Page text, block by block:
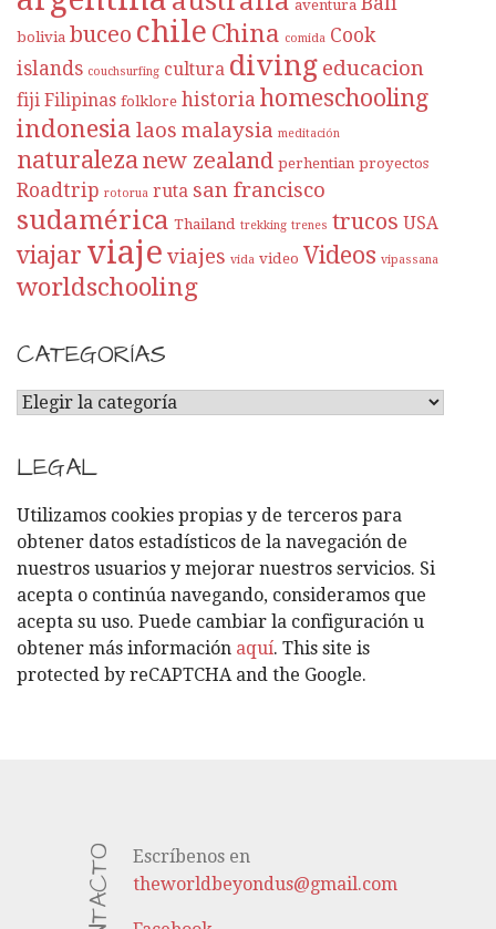
aventura
bolivia buceo chile China comida Cook
islands couchsurfing cultura diving educacion
fiji Filipinas folklore historia homeschooling
indonesia laos malaysia meditación
naturaleza new zealand perhentian proyectos
Roadtrip rotorua ruta san francisco
sudamérica Thailand trekking trenes trucos USA
viajar viaje viajes vida video Videos vipassana
worldschooling
CATEGORÍAS
C
T
E
G
O
R
Í
A
S
LEGAL
Utilizamos cookies propias y de terceros para
obtener datos estadísticos de la navegación de
nuestros usuarios y mejorar nuestros servicios. Si
acepta o continúa navegando, consideramos que
acepta su uso. Puede cambiar la configuración u
obtener más información aquí. This site is
protected by reCAPTCHA and the Google.
Escríbenos en
theworldbeyondus@gmail.com